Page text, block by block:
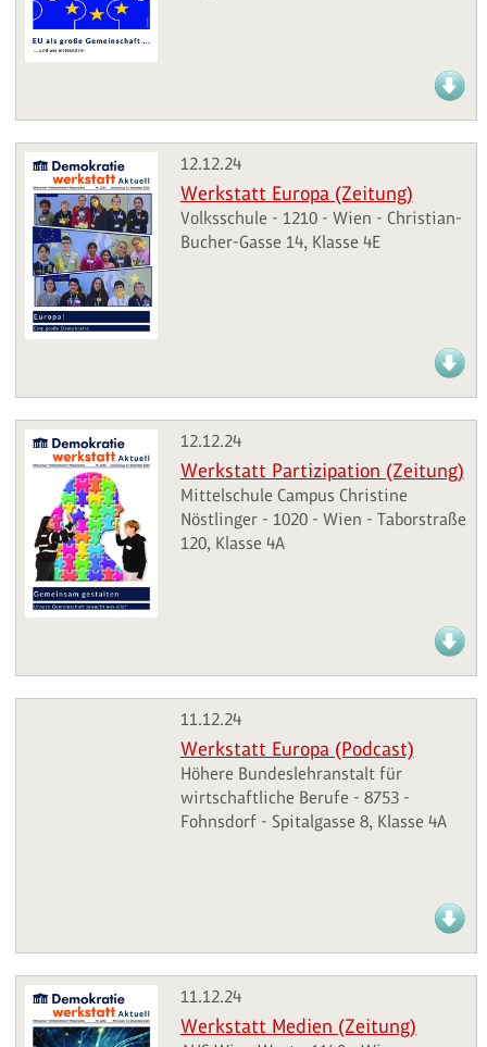
12.12.24
Werkstatt Europa (Zeitung)
Volksschule - 1210 - Wien - Christian-
Bucher-Gasse 14, Klasse 4E
12.12.24
Werkstatt Partizipation (Zeitung)
Mittelschule Campus Christine
Nöstlinger - 1020 - Wien - Taborstraße
120, Klasse 4A
11.12.24
Werkstatt Europa (Podcast)
Höhere Bundeslehranstalt für
wirtschaftliche Berufe - 8753 -
Fohnsdorf - Spitalgasse 8, Klasse 4A
11.12.24
Werkstatt Medien (Zeitung)